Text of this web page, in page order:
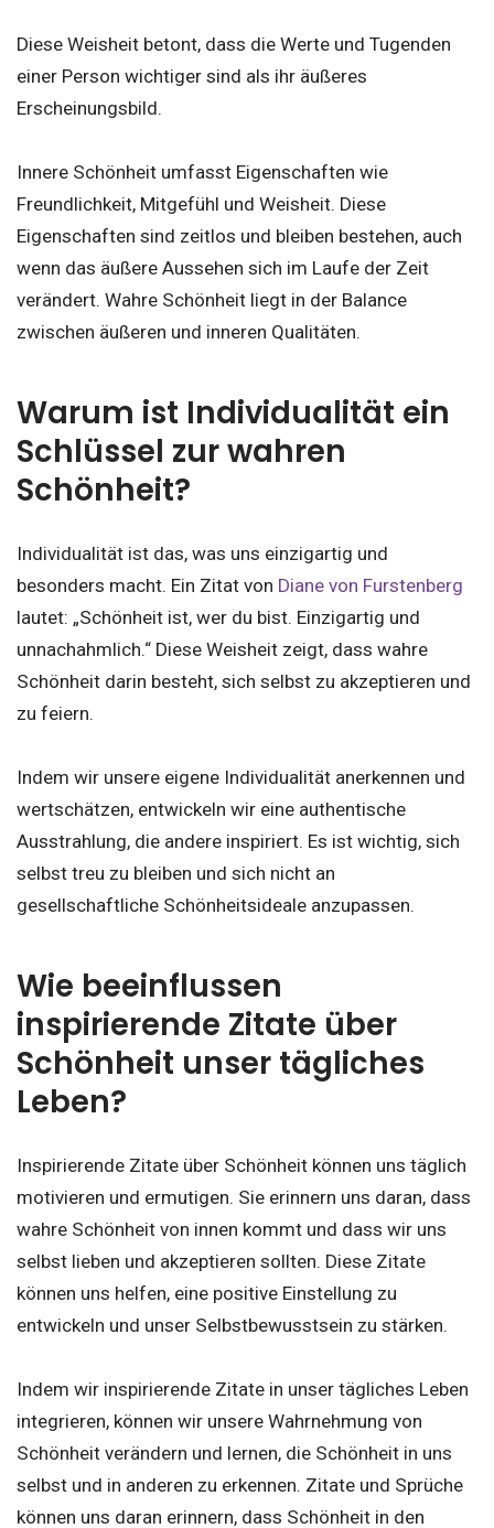
Diese Weisheit betont, dass die Werte und Tugenden
einer Person wichtiger sind als ihr äußeres
Erscheinungsbild.
Innere Schönheit umfasst Eigenschaften wie
Freundlichkeit, Mitgefühl und Weisheit. Diese
Eigenschaften sind zeitlos und bleiben bestehen, auch
wenn das äußere Aussehen sich im Laufe der Zeit
verändert. Wahre Schönheit liegt in der Balance
zwischen äußeren und inneren Qualitäten.
Warum ist Individualität ein
Schlüssel zur wahren
Schönheit?
Individualität ist das, was uns einzigartig und
besonders macht. Ein Zitat von Diane von Furstenberg
lautet: „Schönheit ist, wer du bist. Einzigartig und
unnachahmlich.“ Diese Weisheit zeigt, dass wahre
Schönheit darin besteht, sich selbst zu akzeptieren und
zu feiern.
Indem wir unsere eigene Individualität anerkennen und
wertschätzen, entwickeln wir eine authentische
Ausstrahlung, die andere inspiriert. Es ist wichtig, sich
selbst treu zu bleiben und sich nicht an
gesellschaftliche Schönheitsideale anzupassen.
Wie beeinflussen
inspirierende Zitate über
Schönheit unser tägliches
Leben?
Inspirierende Zitate über Schönheit können uns täglich
motivieren und ermutigen. Sie erinnern uns daran, dass
wahre Schönheit von innen kommt und dass wir uns
selbst lieben und akzeptieren sollten. Diese Zitate
können uns helfen, eine positive Einstellung zu
entwickeln und unser Selbstbewusstsein zu stärken.
Indem wir inspirierende Zitate in unser tägliches Leben
integrieren, können wir unsere Wahrnehmung von
Schönheit verändern und lernen, die Schönheit in uns
selbst und in anderen zu erkennen. Zitate und Sprüche
können uns daran erinnern, dass Schönheit in den